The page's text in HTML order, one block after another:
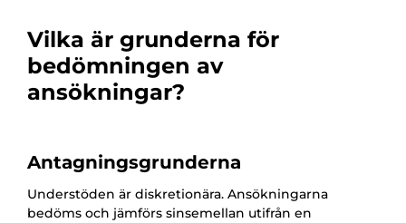
Vilka är grunderna för
bedömningen av
ansökningar?
Antagningsgrunderna
Understöden är diskretionära. Ansökningarna
bedöms och jämförs sinsemellan utifrån en